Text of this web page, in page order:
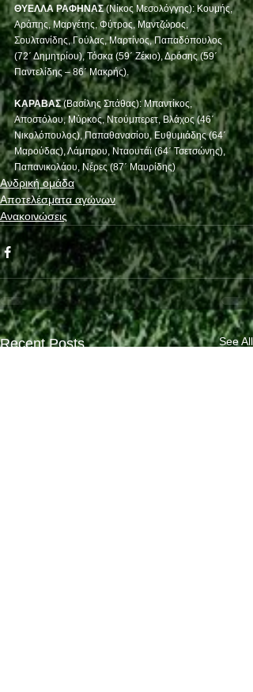
ΘΥΕΛΛΑ ΡΑΦΗΝΑΣ (Νίκος Μεσολόγγης): Κουμής,
Αράπης, Μαργέτης, Φύτρος, Μαντζώρος,
Σουλτανίδης, Γούλας, Μαρτίνος, Παπαδόπουλος
(72΄ Δημητρίου), Τόσκα (59΄ Ζέκιο), Δρόσης (59΄
Παντελίδης – 86΄ Μακρής).
ΚΑΡΑΒΑΣ (Βασίλης Σπάθας): Μπαντίκος,
Αποστόλου, Μύρκος, Ντούμπερετ, Βλάχος (46΄
Νικολόπουλος), Παπαθανασίου, Ευθυμιάδης (64΄
Μαρούδας), Λάμπρου, Νταουτάϊ (64΄ Τσετσώνης),
Παπανικολάου, Νέρες (87΄ Μαυρίδης)
Ανδρική ομάδα
Αποτελέσματα αγώνων
Ανακοινώσεις
Recent Posts See All